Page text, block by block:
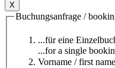
X
Buchungsanfrage /
...für eine
...for a single
Vorname / first